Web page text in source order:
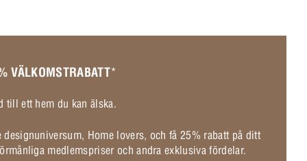
VÄLKOMSTRABATT*
till ett hem du kan älska.
Home lovers, och få 25% rabatt på ditt
medlemspriser och andra exklusiva fördelar.